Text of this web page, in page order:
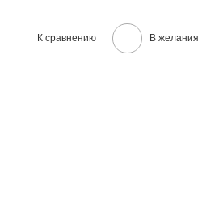
К сравнению В желания